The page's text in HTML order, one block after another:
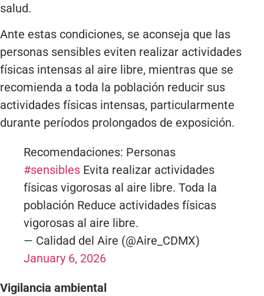
salud.
Ante estas condiciones, se aconseja que las
personas sensibles eviten realizar actividades
físicas intensas al aire libre, mientras que se
recomienda a toda la población reducir sus
actividades físicas intensas, particularmente
durante períodos prolongados de exposición.
Recomendaciones: Personas
#sensibles Evita realizar actividades
físicas vigorosas al aire libre. Toda la
población Reduce actividades físicas
vigorosas al aire libre.
— Calidad del Aire (@Aire_CDMX)
January 6, 2026
Vigilancia ambiental